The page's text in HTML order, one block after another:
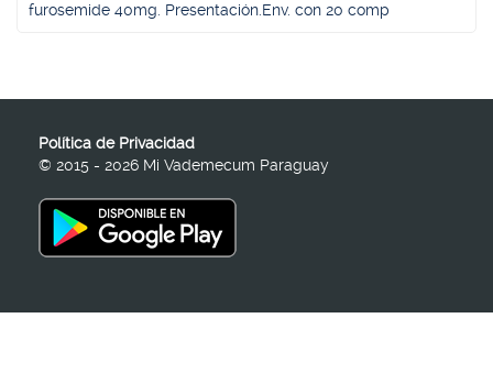
furosemide 40mg. Presentación.Env. con 20 comp
Política de Privacidad
© 2015 - 2026 Mi Vademecum Paraguay